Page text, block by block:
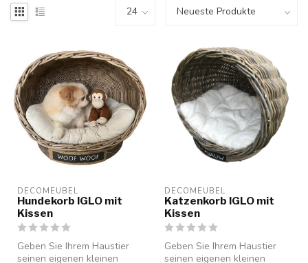
DECOMEUBEL
Hundekorb IGLO mit
Kissen
Geben Sie Ihrem Haustier
seinen eigenen kleinen
DECOMEUBEL
Katzenkorb IGLO mit
Kissen
Geben Sie Ihrem Haustier
seinen eigenen kleinen